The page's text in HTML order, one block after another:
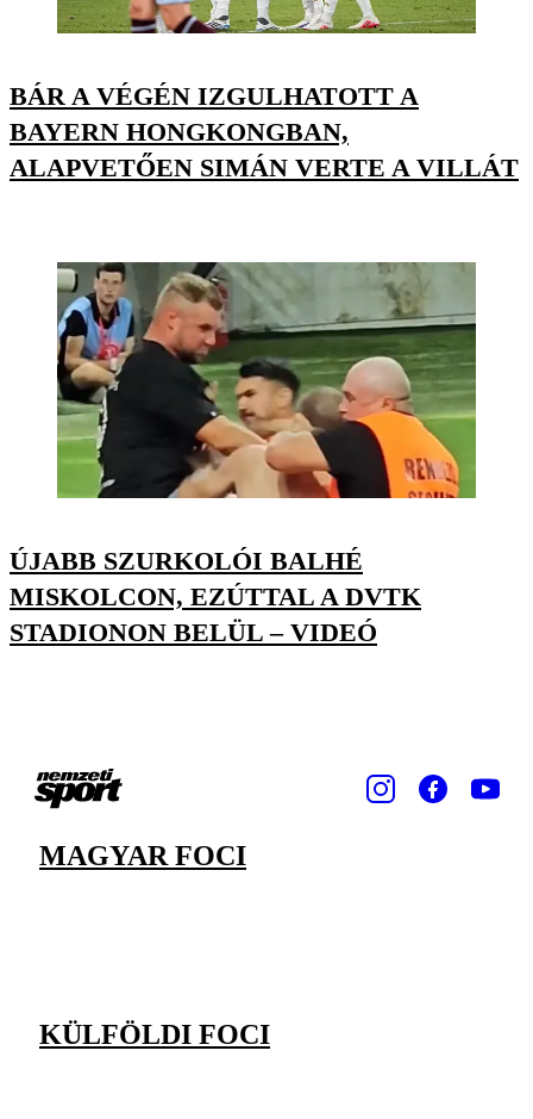
BÁR A VÉGÉN IZGULHATOTT A
BAYERN HONGKONGBAN,
ALAPVETŐEN SIMÁN VERTE A VILLÁT
ÚJABB SZURKOLÓI BALHÉ
MISKOLCON, EZÚTTAL A DVTK
STADIONON BELÜL – VIDEÓ
MAGYAR FOCI
KÜLFÖLDI FOCI